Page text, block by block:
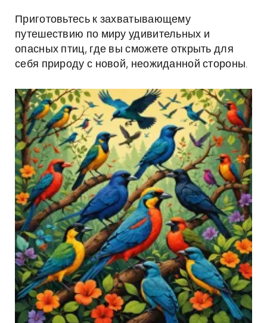
Приготовьтесь к захватывающему
путешествию по миру удивительных и
опасных птиц, где вы сможете открыть для
себя природу с новой, неожиданной стороны.